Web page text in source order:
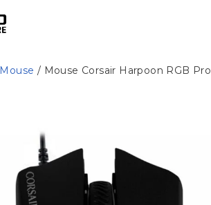
Mouse / Mouse Corsair Harpoon RGB Pro